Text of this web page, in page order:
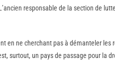
responsable de la section de
en ne cherchant pas à démanteler les
surtout, un pays de passage pour la